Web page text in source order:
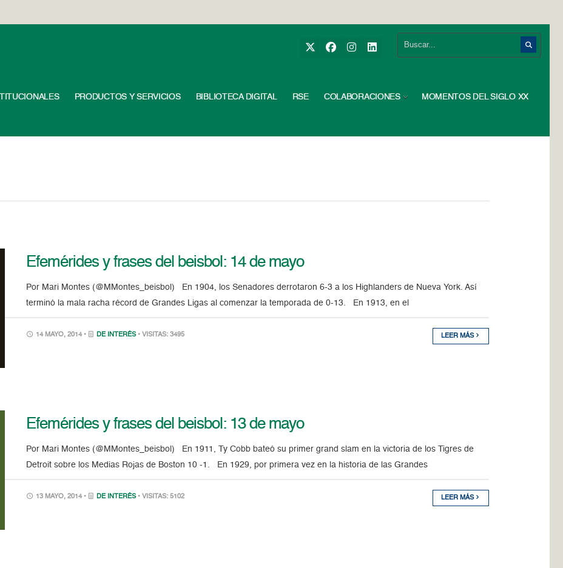
PRODUCTOS Y SERVICIOS BIBLIOTECA DIGITAL RSE COLABORACIONES MOMENTOS DEL SIGLO XX
Efemérides y frases del beisbol: 14 de mayo
Por Mari Montes (@MMontes_beisbol) En 1904, los Senadores derrotaron 6-3 a los Highlanders de Nueva York. Así
terminó la mala racha récord de Grandes Ligas al comenzar la temporada de 0-13. En 1913, en el
14 MAYO, 2014 • DE INTERÉS • VISITAS: 3495 LEER MÁS
Efemérides y frases del beisbol: 13 de mayo
Por Mari Montes (@MMontes_beisbol) En 1911, Ty Cobb bateó su primer grand slam en la victoria de los Tigres de
Detroit sobre los Medias Rojas de Boston 10 -1. En 1929, por primera vez en la historia de las Grandes
13 MAYO, 2014 • DE INTERÉS • VISITAS: 5102 LEER MÁS